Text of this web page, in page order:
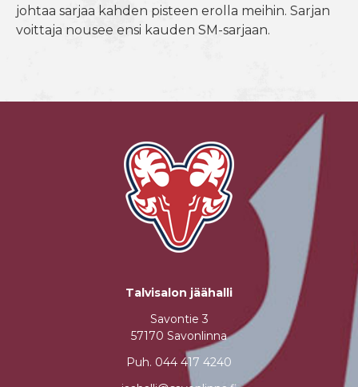
johtaa sarjaa kahden pisteen erolla meihin. Sarjan
voittaja nousee ensi kauden SM-sarjaan.
Talvisalon jäähalli
Savontie 3
57170 Savonlinna
Puh. 044 417 4240